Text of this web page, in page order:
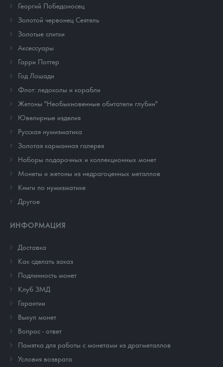
Георгий Победоносец
Золотой червонец Сеятель
Золотые слитки
Аксессуары
Гарри Поттер
Год Лошади
Флот: ледоколы и корабли
Жетоны "Необыкновенные обитатели глубин"
Ювелирные изделия
Русская нумизматика
Золотая карманная галерея
Наборы подарочных и коллекционных монет
Монеты и жетоны из недрагоценных металлов
Книги по нумизматике
Другое
ИНФОРМАЦИЯ
Доставка
Как сделать заказ
Подлинность монет
Клуб ЗМД
Гарантии
Выкуп монет
Вопрос - ответ
Памятка для работы с монетами из драгметаллов
Условия возврата